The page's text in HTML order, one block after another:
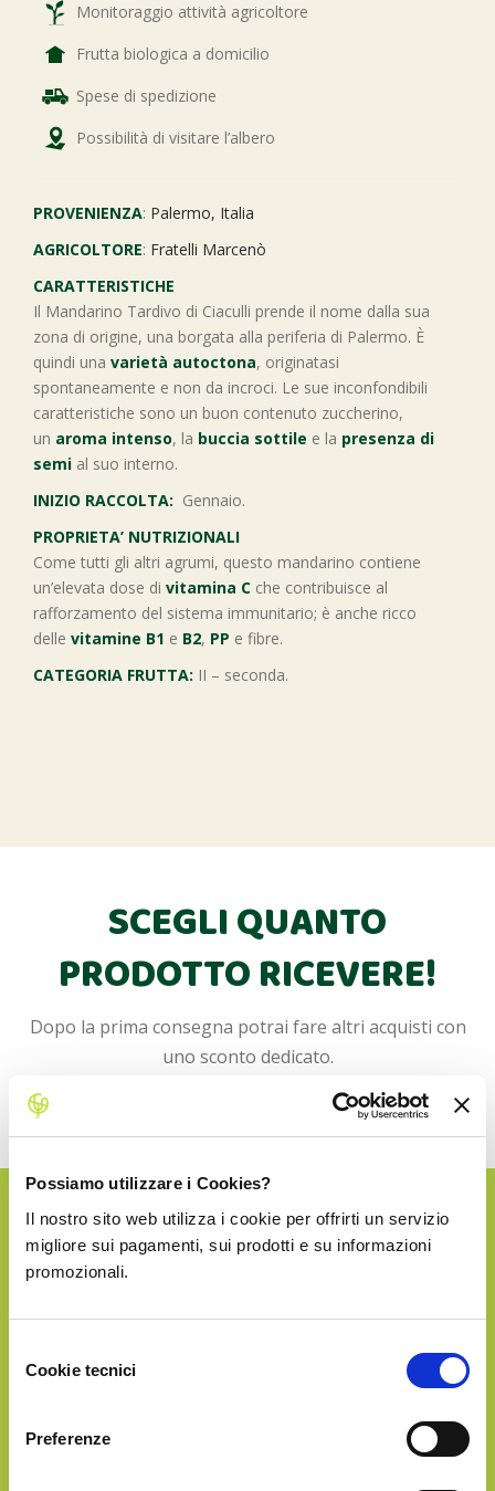
Possiamo utilizzare i Cookies?
Il nostro sito web utilizza i cookie per offrirti un servizio
migliore sui pagamenti, sui prodotti e su informazioni
promozionali.
delCookie tecnici
Preferenze
Monitoraggio attività agricoltore
Frutta biologica a domicilio
Spese di spedizione
Possibilità di visitare l’albero
PROVENIENZA: Palermo, Italia
AGRICOLTORE: Fratelli Marcenò
CARATTERISTICHE
Il Mandarino Tardivo di Ciaculli prende il nome dalla sua
zona di origine, una borgata alla periferia di Palermo. È
quindi una varietà autoctona, originatasi
spontaneamente e non da incroci. Le sue inconfondibili
caratteristiche sono un buon contenuto zuccherino,
un aroma intenso, la buccia sottile e la presenza di
semi al suo interno.
INIZIO RACCOLTA: Gennaio.
PROPRIETA’ NUTRIZIONALI
Come tutti gli altri agrumi, questo mandarino contiene
un’elevata dose di vitamina C che contribuisce al
rafforzamento del sistema immunitario; è anche ricco
delle vitamine B1 e B2, PP e fibre.
CATEGORIA FRUTTA: II – seconda.
SCEGLI QUANTO
PRODOTTO RICEVERE!
Dopo la prima consegna potrai fare altri acquisti con
uno sconto dedicato.
La spedizione in Italia è sempre inclusa!
SILVER